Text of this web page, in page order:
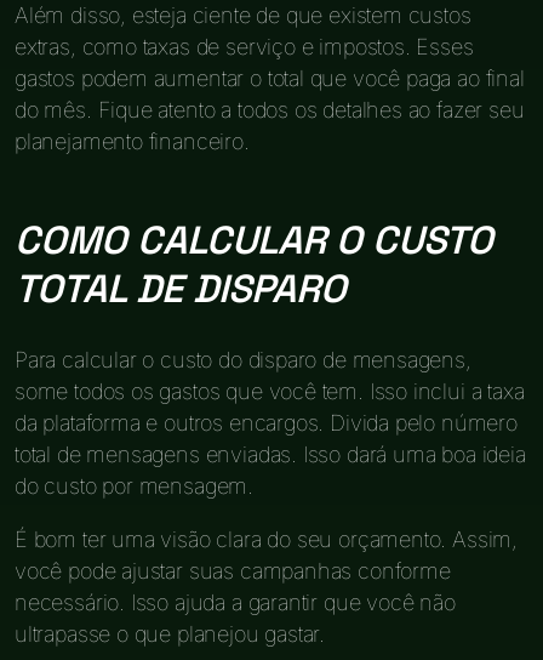
Além disso, esteja ciente de que existem custos
extras, como taxas de serviço e impostos. Esses
gastos podem aumentar o total que você paga ao final
do mês. Fique atento a todos os detalhes ao fazer seu
planejamento financeiro.
COMO CALCULAR O CUSTO
TOTAL DE DISPARO
Para calcular o custo do disparo de mensagens,
some todos os gastos que você tem. Isso inclui a taxa
da plataforma e outros encargos. Divida pelo número
total de mensagens enviadas. Isso dará uma boa ideia
do custo por mensagem.
É bom ter uma visão clara do seu orçamento. Assim,
você pode ajustar suas campanhas conforme
necessário. Isso ajuda a garantir que você não
ultrapasse o que planejou gastar.